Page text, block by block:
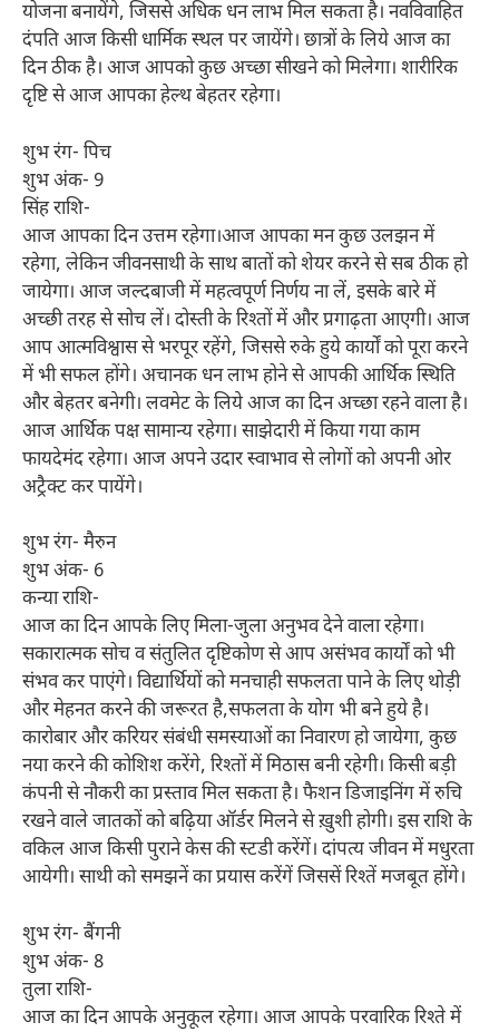
योजना बनायेंगे, जिससे अधिक धन लाभ मिल सकता है। नवविवाहित
दंपति आज किसी धार्मिक स्थल पर जायेंगे। छात्रों के लिये आज का
दिन ठीक है। आज आपको कुछ अच्छा सीखने को मिलेगा। शारीरिक
दृष्टि से आज आपका हेल्थ बेहतर रहेगा।
शुभ रंग- पिच
शुभ अंक- 9
सिंह राशि-
आज आपका दिन उत्तम रहेगा।आज आपका मन कुछ उलझन में
रहेगा, लेकिन जीवनसाथी के साथ बातों को शेयर करने से सब ठीक हो
जायेगा। आज जल्दबाजी में महत्वपूर्ण निर्णय ना लें, इसके बारे में
अच्छी तरह से सोच लें। दोस्ती के रिश्तों में और प्रगाढ़ता आएगी। आज
आप आत्मविश्वास से भरपूर रहेंगे, जिससे रुके हुये कार्यों को पूरा करने
में भी सफल होंगे। अचानक धन लाभ होने से आपकी आर्थिक स्थिति
और बेहतर बनेगी। लवमेट के लिये आज का दिन अच्छा रहने वाला है।
आज आर्थिक पक्ष सामान्य रहेगा। साझेदारी में किया गया काम
फायदेमंद रहेगा। आज अपने उदार स्वाभाव से लोगों को अपनी ओर
अट्रैक्ट कर पायेंगे।
शुभ रंग- मैरुन
शुभ अंक- 6
कन्या राशि-
आज का दिन आपके लिए मिला-जुला अनुभव देने वाला रहेगा।
सकारात्मक सोच व संतुलित दृष्टिकोण से आप असंभव कार्यों को भी
संभव कर पाएंगे। विद्यार्थियों को मनचाही सफलता पाने के लिए थोड़ी
और मेहनत करने की जरूरत है,सफलता के योग भी बने हुये है।
कारोबार और करियर संबंधी समस्याओं का निवारण हो जायेगा, कुछ
नया करने की कोशिश करेंगे, रिश्तों में मिठास बनी रहेगी। किसी बड़ी
कंपनी से नौकरी का प्रस्ताव मिल सकता है। फैशन डिजाइनिंग में रुचि
रखने वाले जातकों को बढ़िया ऑर्डर मिलने से ख़ुशी होगी। इस राशि के
वकिल आज किसी पुराने केस की स्टडी करेंगें। दांपत्य जीवन में मधुरता
आयेगी। साथी को समझनें का प्रयास करेंगें जिससें रिश्तें मजबूत होंगे।
शुभ रंग- बैंगनी
शुभ अंक- 8
तुला राशि-
आज का दिन आपके अनुकूल रहेगा। आज आपके परवारिक रिश्ते में